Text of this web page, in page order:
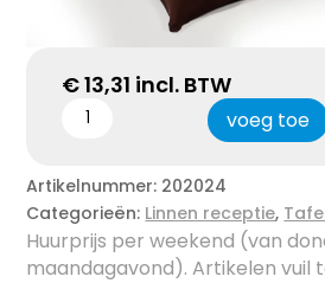
€13,31 incl. BTW
voeg toe
Artikelnummer: 202024
Categorieën: Linnen receptie,
Huurprijs per weekend (van
maandagavond). Artikelen vuil